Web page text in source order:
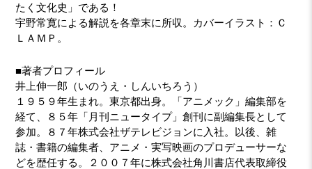
たく文化史」である！
宇野常寛による解説を各章末に所収。カバーイラスト：Ｃ
ＬＡＭＰ。
■著者プロフィール
井上伸一郎（いのうえ・しんいちろう）
１９５９年生まれ。東京都出身。「アニメック」編集部を
経て、８５年「月刊ニュータイプ」創刊に副編集長として
参加。８７年株式会社ザテレビジョンに入社。以後、雑
誌・書籍の編集者、アニメ・実写映画のプロデューサーな
どを歴任する。２００７年に株式会社角川書店代表取締役